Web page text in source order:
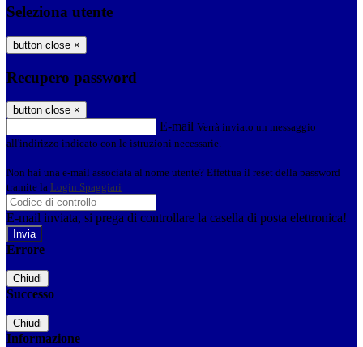
Seleziona utente
button close ×
Recupero password
button close ×
E-mail Verrà inviato un messaggio
all'indirizzo indicato con le istruzioni necessarie.
Non hai una e-mail associata al nome utente? Effettua il reset della password
tramite la Login Spaggiari
E-mail inviata, si prega di controllare la casella di posta elettronica!
Errore
Chiudi
Successo
Chiudi
Informazione